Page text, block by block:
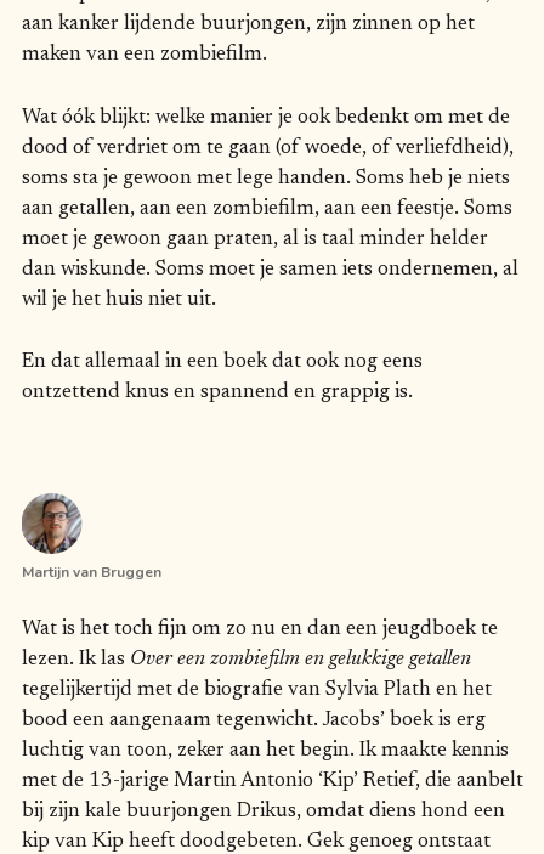
aan kanker lijdende buurjongen, zijn zinnen op het
maken van een zombiefilm.
Wat óók blijkt: welke manier je ook bedenkt om met de
dood of verdriet om te gaan (of woede, of verliefdheid),
soms sta je gewoon met lege handen. Soms heb je niets
aan getallen, aan een zombiefilm, aan een feestje. Soms
moet je gewoon gaan praten, al is taal minder helder
dan wiskunde. Soms moet je samen iets ondernemen, al
wil je het huis niet uit.
En dat allemaal in een boek dat ook nog eens
ontzettend knus en spannend en grappig is.
Martijn van Bruggen
Wat is het toch fijn om zo nu en dan een jeugdboek te
lezen. Ik las Over een zombiefilm en gelukkige getallen
tegelijkertijd met de biografie van Sylvia Plath en het
bood een aangenaam tegenwicht. Jacobs’ boek is erg
luchtig van toon, zeker aan het begin. Ik maakte kennis
met de 13-jarige Martin Antonio ‘Kip’ Retief, die aanbelt
bij zijn kale buurjongen Drikus, omdat diens hond een
kip van Kip heeft doodgebeten. Gek genoeg ontstaat